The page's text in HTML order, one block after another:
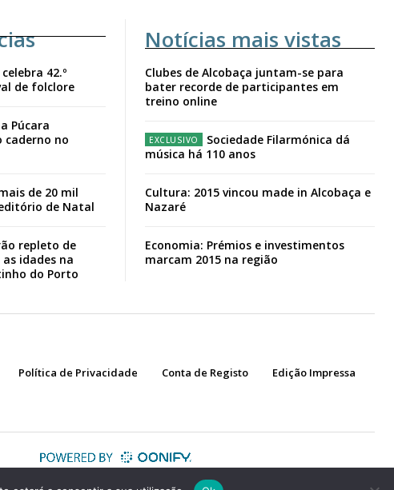
42.º
de folclore
Púcara
caderno no
de 20 mil
de Natal
repleto de
idades na
do Porto
Notícias mais vistas
Clubes de Alcobaça juntam-se para
bater recorde de participantes em
treino online
Sociedade Filarmónica dá
música há 110 anos
Cultura: 2015 vincou made in Alcobaça e
Nazaré
Economia: Prémios e investimentos
marcam 2015 na região
Política de Privacidade Conta de Registo Edição Impressa